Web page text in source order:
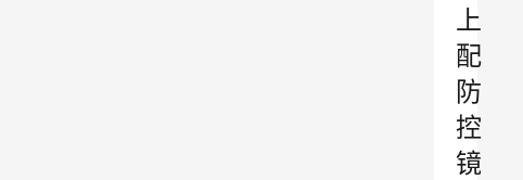
上
配
防
控
镜